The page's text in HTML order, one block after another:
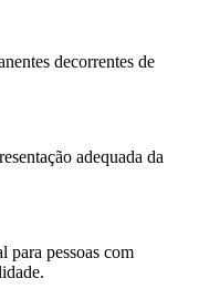
decorrentes de
adequada da
para pessoas com